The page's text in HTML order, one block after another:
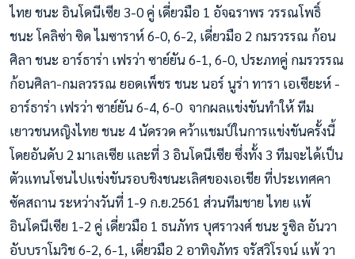
ไทย ชนะ อินโดนีเซีย 3-0 คู่ เดี่ยวมือ 1 อัจฉราพร วรรณโพธิ์
ชนะ โคลิซ่า ซิด ไมซาราห์ 6-0, 6-2, เดี่ยวมือ 2 กมรวรรณ ก้อน
ศิลา ชนะ อาร์ธาร่า เฟรว่า ซาย์ยัน 6-1, 6-0, ประภทคู่ กมรวรรณ
ก้อนศิลา-กมลวรรณ ยอดเพ็ชร ชนะ นอร์ นูร่า ทารา เอเซียะห์ -
อาร์ธาร่า เฟรว่า ซาย์ยัน 6-4, 6-0 จากผลแข่งขันทำให้ ทีม
เยาวชนหญิงไทย ชนะ 4 นัดรวด คว้าแชมป์ในการแข่งขันครั้งนี้
โดยอันดับ 2 มาเลเซีย และที่ 3 อินโดนีเซีย ซึ่งทั้ง 3 ทีมจะได้เป็น
ตัวแทนโซนไปแข่งขันรอบชิงชนะเลิศของเอเชีย ที่ประเทศคา
ซัคสถาน ระหว่างวันที่ 1-9 ก.ย.2561 ส่วนทีมชาย ไทย แพ้
อินโดนีเซีย 1-2 คู่ เดี่ยวมือ 1 ธนภัทร บุศราวงศ์ ชนะ รูซิล อันวา
อับบราโมวิช 6-2, 6-1, เดี่ยวมือ 2 อาทิจภัทร จรัสวิโรจน์ แพ้ วา